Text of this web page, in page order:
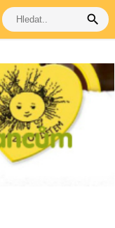
search